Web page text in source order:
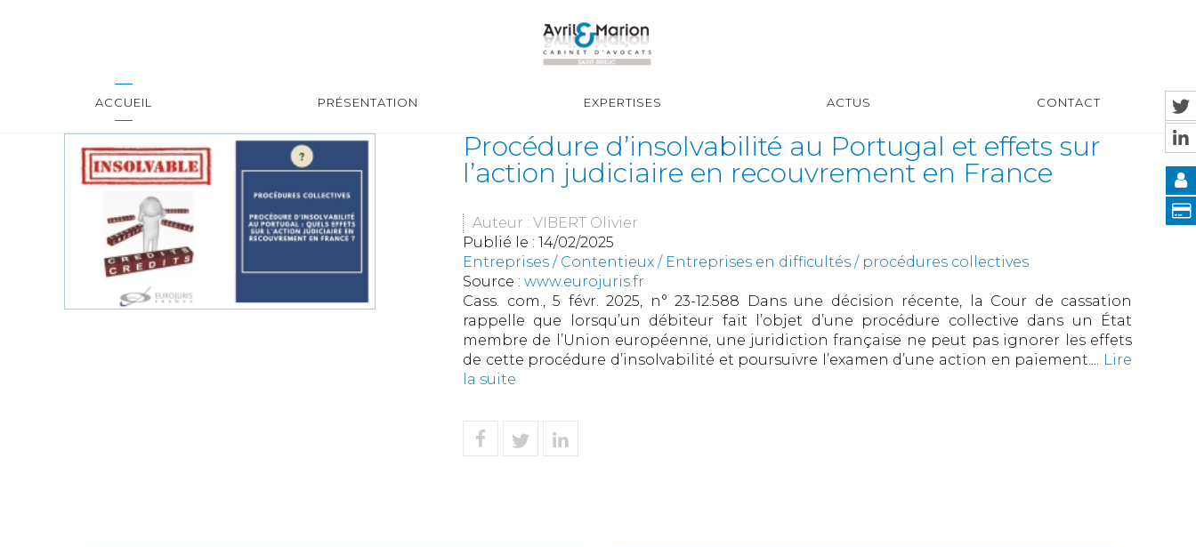
ACCUEIL PRÉSENTATION EXPERTISES ACTUS CONTACT
Procédure d’insolvabilité au Portugal et effets sur
l’action judiciaire en recouvrement en France
Auteur : VIBERT Olivier
Publié le : 14/02/2025
Entreprises / Contentieux / Entreprises en difficultés / procédures collectives
Source : www.eurojuris.fr
Cass. com., 5 févr. 2025, n° 23-12.588 Dans une décision récente, la Cour de cassation
rappelle que lorsqu’un débiteur fait l’objet d’une procédure collective dans un État
membre de l’Union européenne, une juridiction française ne peut pas ignorer les effets
de cette procédure d’insolvabilité et poursuivre l’examen d’une action en paiement.... Lire
la suite